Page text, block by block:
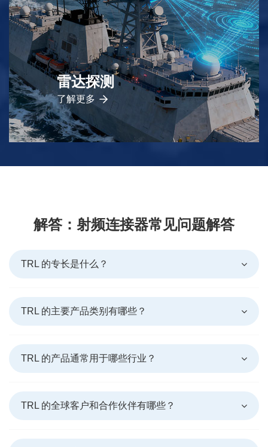
雷达探测
了解更多
解答：射频连接器常见问题解答
TRL 的专长是什么？
TRL 的主要产品类别有哪些？
TRL 的产品通常用于哪些行业？
TRL 的全球客户和合作伙伴有哪些？